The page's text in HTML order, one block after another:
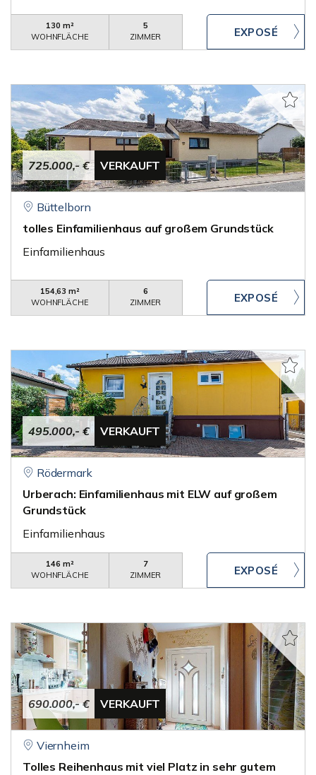
130 m²
WOHNFLÄCHE
5
ZIMMER
725.000,- € VERKAUFT
Büttelborn
tolles Einfamilienhaus auf großem Grundstück
Einfamilienhaus
154,63 m²
WOHNFLÄCHE
6
ZIMMER
495.000,- € VERKAUFT
Rödermark
Urberach: Einfamilienhaus mit ELW auf großem
Grundstück
Einfamilienhaus
146 m²
WOHNFLÄCHE
7
ZIMMER
690.000,- € VERKAUFT
Viernheim
Tolles Reihenhaus mit viel Platz in sehr gutem